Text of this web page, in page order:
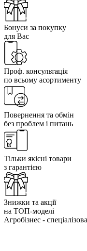
Бонуси за покупку
для Вас
Проф. консультація
по всьому асортименту
Повернення та обмін
без проблем і питань
Тільки якісні товари
з гарантією
Знижки та акції
на ТОП-моделі
Агробізнес -